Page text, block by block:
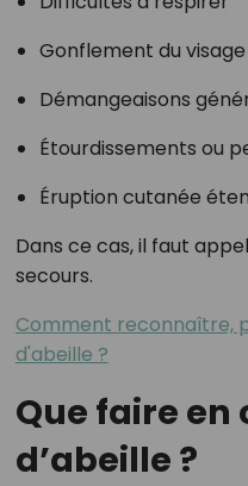
Gonflement du
Démangeaisons
Étourdissements ou
Éruption cutanée
Dans ce cas, il faut
secours.
Comment reconnaître,
d'abeille ?
Que faire en
d’abeille ?